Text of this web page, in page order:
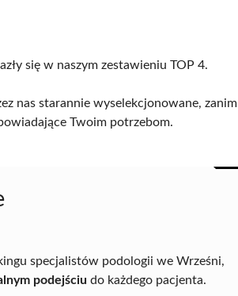
się w naszym zestawieniu TOP 4.
nas starannie wyselekcjonowane, zanim
Twoim potrzebom.
specjalistów podologii we Wrześni,
podejściu do każdego pacjenta.